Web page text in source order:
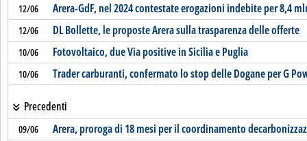
12/06 Arera-GdF, nel 2024 contestate erogazioni indebite per 8,4
12/06 DL Bollette, le proposte Arera sulla trasparenza delle offerte
10/06 Fotovoltaico, due Via positive in Sicilia e Puglia
10/06 Trader carburanti, confermato lo stop delle Dogane per G
Precedenti
09/06 Arera, proroga di 18 mesi per il coordinamento